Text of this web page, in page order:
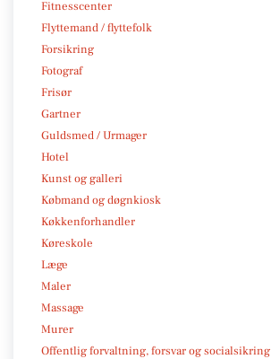
Fitnesscenter
Flyttemand / flyttefolk
Forsikring
Fotograf
Frisør
Gartner
Guldsmed / Urmager
Hotel
Kunst og galleri
Købmand og døgnkiosk
Køkkenforhandler
Køreskole
Læge
Maler
Massage
Murer
Offentlig forvaltning, forsvar og socialsikring